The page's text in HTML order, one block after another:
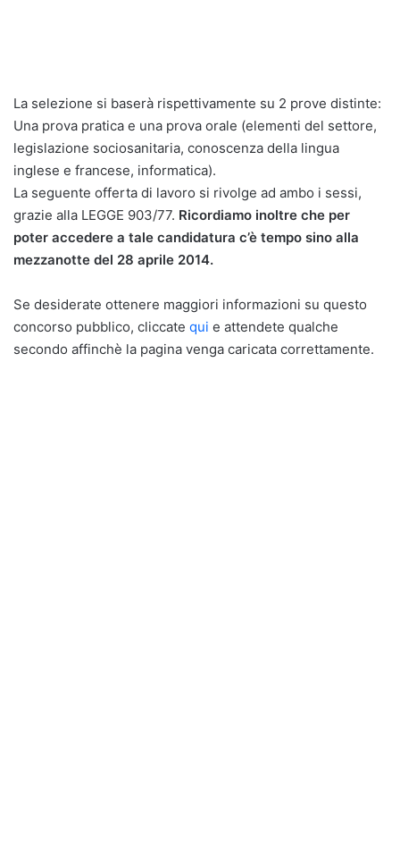
La selezione si baserà rispettivamente su 2 prove distinte:
Una prova pratica e una prova orale (elementi del settore,
legislazione sociosanitaria, conoscenza della lingua
inglese e francese, informatica).
La seguente offerta di lavoro si rivolge ad ambo i sessi,
grazie alla LEGGE 903/77. Ricordiamo inoltre che per
poter accedere a tale candidatura c’è tempo sino alla
mezzanotte del 28 aprile 2014.
Se desiderate ottenere maggiori informazioni su questo
concorso pubblico, cliccate qui e attendete qualche
secondo affinchè la pagina venga caricata correttamente.